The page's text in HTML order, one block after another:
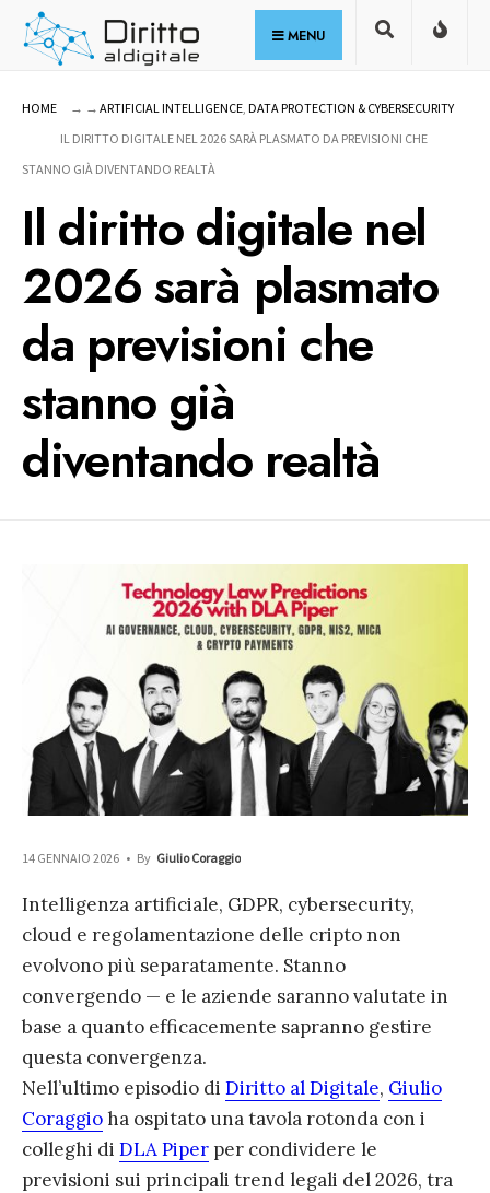
Skip
MENU
HOME ARTIFICIAL INTELLIGENCE DATA PROTECTION & CYBERSECURITY
IL DIRITTO DIGITALE NEL 2026 SARÀ PLASMATO DA PREVISIONI CHE
STANNO GIÀ DIVENTANDO REALTÀ
Il diritto digitale nel
2026 sarà plasmato
da previsioni che
stanno già
diventando realtà
14 GENNAIO 2026 • By Giulio Coraggio
Intelligenza artificiale, GDPR, cybersecurity,
cloud e regolamentazione delle cripto non
evolvono più separatamente. Stanno
convergendo — e le aziende saranno valutate in
base a quanto efficacemente sapranno gestire
questa convergenza.
Nell’ultimo episodio di Diritto al Digitale, Giulio
Coraggioha ospitato una tavola rotonda con i
colleghi di DLA Piper per condividere le
previsioni sui principali trend legali del 2026, tra